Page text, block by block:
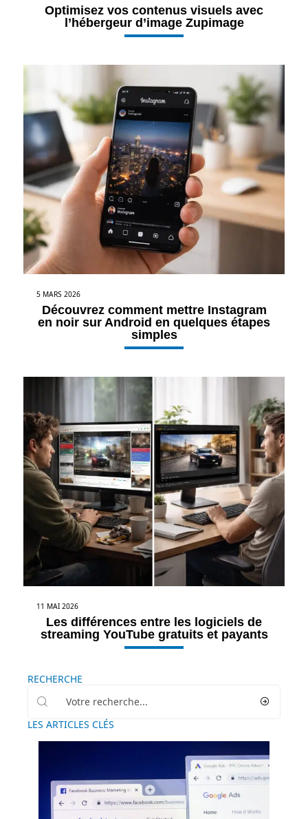
Optimisez vos contenus visuels avec
l’hébergeur d’image Zupimage
5 MARS 2026
Découvrez comment mettre Instagram
en noir sur Android en quelques étapes
simples
11 MAI 2026
Les différences entre les logiciels de
streaming YouTube gratuits et payants
RECHERCHE
LES ARTICLES CLÉS